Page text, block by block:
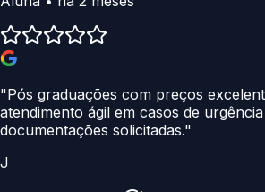
"Pós graduações com preços
atendimento ágil em casos de
documentações solicitadas."
J